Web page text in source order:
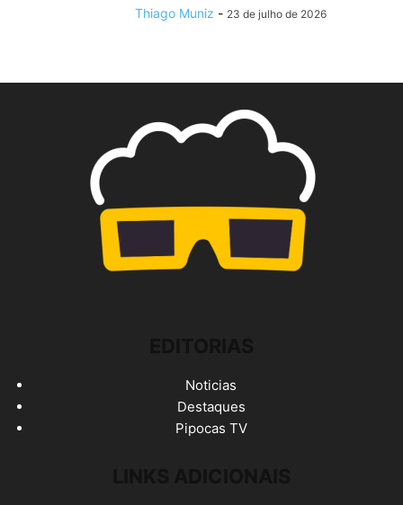
Thiago Muniz - 23 de julho de 2026
Noticias
Destaques
Pipocas TV